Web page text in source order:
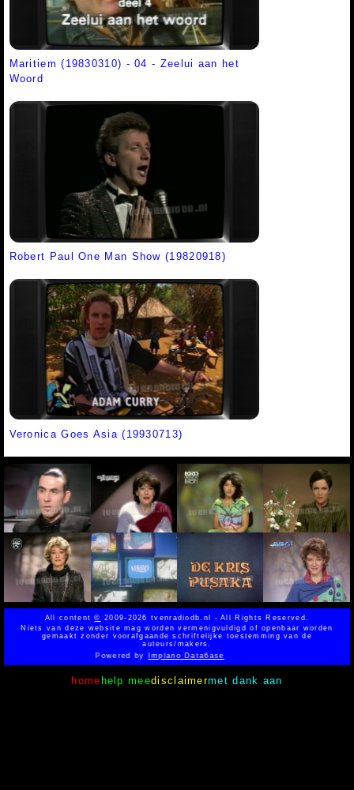
Maritiem (19830310) - 04 - Zeelui aan het
Woord
Robert Paul One Man Show (19820918)
Veronica Goes Asia (19930713)
All content© 2009-2026 tvenradiodb.nl - All Rights Reserved.
Niets van deze website mag worden vermenigvuldigd of openbaar worden
gemaakt zonder voorafgaande schriftelijke toestemming van de
auteurs/makers.
Powered byImplano Data6ase
home help meedisclaimermet dank aan